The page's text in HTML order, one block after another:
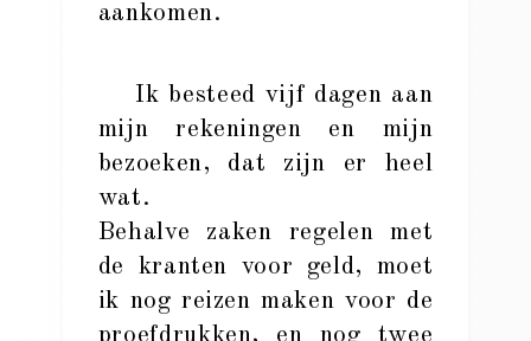
aankomen.
Ik besteed vijf dagen aan
mijn rekeningen en mijn
bezoeken, dat zijn er heel
wat.
Behalve zaken regelen met
de kranten voor geld, moet
ik nog reizen maken voor de
proefdrukken, en nog twee